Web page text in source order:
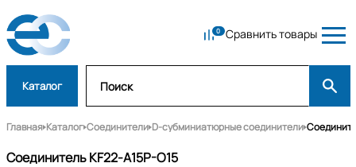
Сравнить товары
Каталог
Главная Каталог Соединители D-субминиатюрные соединители
Соединитель KF22-A15P-O15